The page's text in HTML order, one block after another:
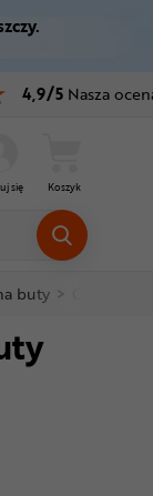
4,9/5 Nasza
się Koszyk
buty >